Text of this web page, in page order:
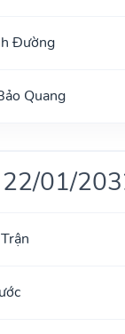
Đường
Quang
22/01/